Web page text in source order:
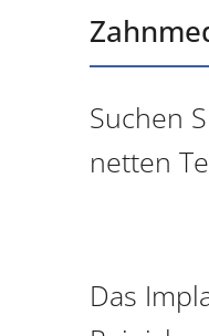
Suchen
netten
Das